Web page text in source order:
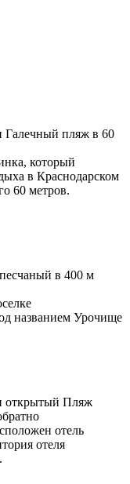
Галечный пляж в 60
который
в Краснодарском
60 метров.
в 400 м
названием Урочище
открытый Пляж
отель
отеля